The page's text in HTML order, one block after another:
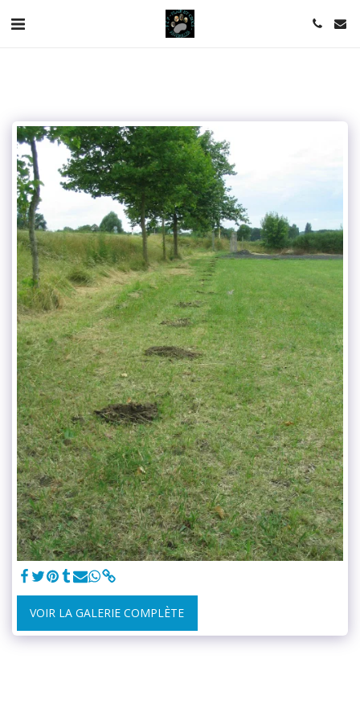
VOIR LA GALERIE COMPLÈTE